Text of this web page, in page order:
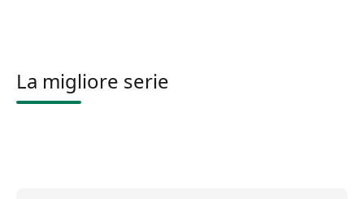
La migliore serie